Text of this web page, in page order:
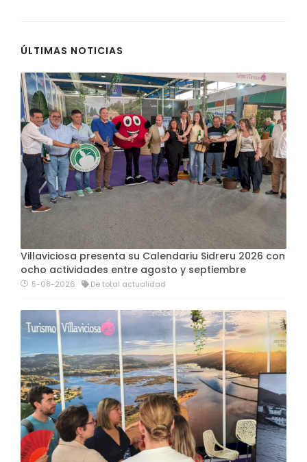
ÚLTIMAS NOTICIAS
Villaviciosa presenta su Calendariu Sidreru 2026 con
ocho actividades entre agosto y septiembre
5-08-2026 De total actualidad